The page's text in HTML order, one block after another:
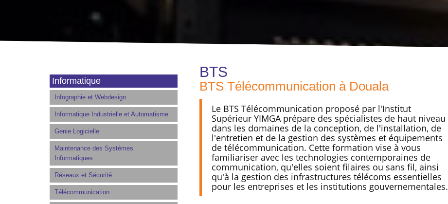
Informatique
Infographie et Webdesign
Informatique Industrielle et Automatisme
Genie Logicielle
Maintenance des Systèmes
Informatiques
Réseaux et Sécurité
Télécommunication
BTS
BTS Télécommunication à Douala
Le BTS Télécommunication proposé par l'Institut
Supérieur YIMGA prépare des spécialistes de haut niveau
dans les domaines de la conception, de l'installation, de
l'entretien et de la gestion des systèmes et équipements
de télécommunication. Cette formation vise à vous
familiariser avec les technologies contemporaines de
communication, qu'elles soient filaires ou sans fil, ainsi
qu'à la gestion des infrastructures télécoms essentielles
pour les entreprises et les institutions gouvernementales.